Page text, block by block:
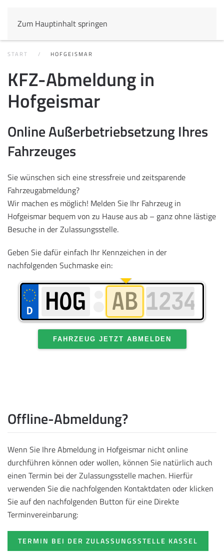
Zum Hauptinhalt springen
START HOFGEISMAR
KFZ-Abmeldung in
Hofgeismar
Online Außerbetriebsetzung Ihres
Fahrzeuges
Sie wünschen sich eine stressfreie und zeitsparende
Fahrzeugabmeldung?
Wir machen es möglich! Melden Sie Ihr Fahrzeug in
Hofgeismar bequem von zu Hause aus ab – ganz ohne lästige
Besuche in der Zulassungsstelle.
Geben Sie dafür einfach Ihr Kennzeichen in der
nachfolgenden Suchmaske ein:
FAHRZEUG JETZT ABMELDEN
Offline-Abmeldung?
Wenn Sie Ihre Abmeldung in Hofgeismar nicht online
durchführen können oder wollen, können Sie natürlich auch
einen Termin bei der Zulassungsstelle machen. Hierfür
verwenden Sie die nachfolgenden Kontaktdaten oder klicken
Sie auf den nachfolgenden Button für eine Direkte
Terminvereinbarung:
TERMIN BEI DER ZULASSUNGSSTELLE KASSEL